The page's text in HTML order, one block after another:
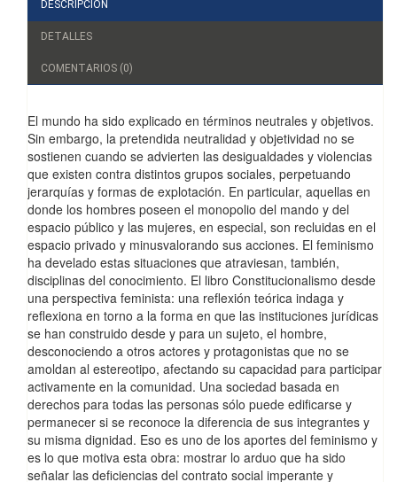
DESCRIPCIÓN
DETALLES
COMENTARIOS (0)
El mundo ha sido explicado en términos neutrales y objetivos.
Sin embargo, la pretendida neutralidad y objetividad no se
sostienen cuando se advierten las desigualdades y violencias
que existen contra distintos grupos sociales, perpetuando
jerarquías y formas de explotación. En particular, aquellas en
donde los hombres poseen el monopolio del mando y del
espacio público y las mujeres, en especial, son recluidas en el
espacio privado y minusvalorando sus acciones. El feminismo
ha develado estas situaciones que atraviesan, también,
disciplinas del conocimiento. El libro Constitucionalismo desde
una perspectiva feminista: una reflexión teórica indaga y
reflexiona en torno a la forma en que las instituciones jurídicas
se han construido desde y para un sujeto, el hombre,
desconociendo a otros actores y protagonistas que no se
amoldan al estereotipo, afectando su capacidad para participar
activamente en la comunidad. Una sociedad basada en
derechos para todas las personas sólo puede edificarse y
permanecer si se reconoce la diferencia de sus integrantes y
su misma dignidad. Eso es uno de los aportes del feminismo y
es lo que motiva esta obra: mostrar lo arduo que ha sido
señalar las deficiencias del contrato social imperante y